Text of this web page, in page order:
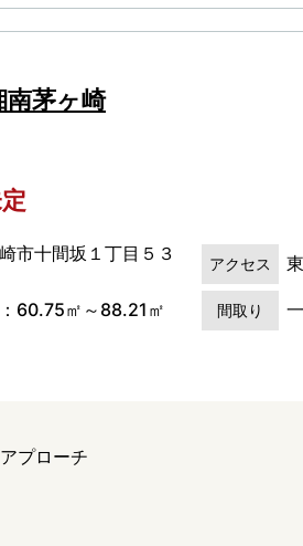
茅ヶ崎
市十間坂１丁目５３
アクセス
60.75㎡～88.21㎡ 間取り
プローチ